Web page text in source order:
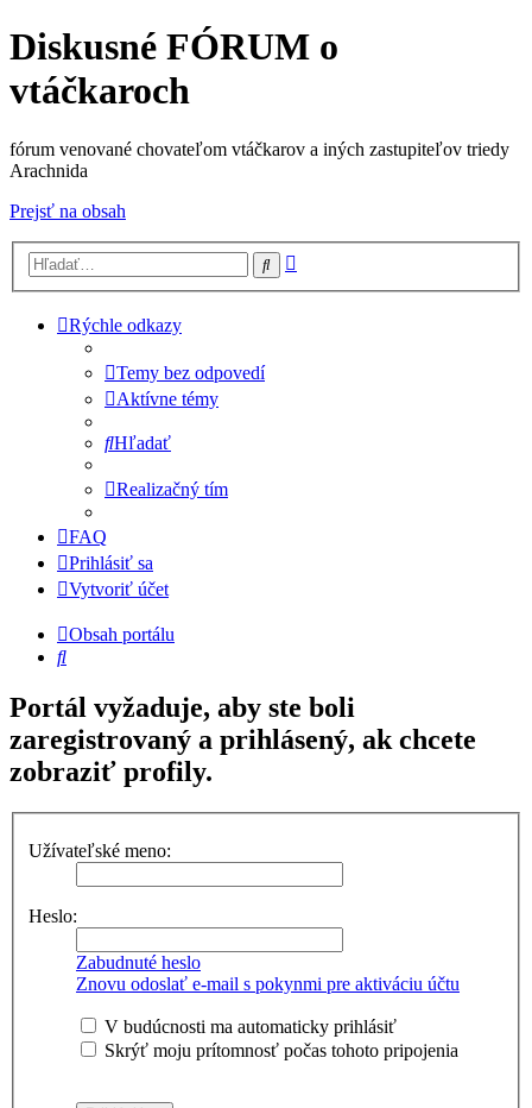
Diskusné FÓRUM o
vtáčkaroch
fórum venované chovateľom vtáčkarov a iných zastupiteľov triedy
Arachnida
Prejsť na obsah
Hľadať
Rýchle odkazy
Temy bez odpovedí
Aktívne témy
Hľadať
Realizačný tím
FAQ
Prihlásiť sa
Vytvoriť účet
Obsah portálu
Hľadať
Portál vyžaduje, aby ste boli
zaregistrovaný a prihlásený, ak chcete
zobraziť profily.
Užívateľské meno:
Heslo:
Zabudnuté heslo
Znovu odoslať e-mail s pokynmi pre aktiváciu účtu
V budúcnosti ma automaticky prihlásiť
Skrýť moju prítomnosť počas tohoto pripojenia